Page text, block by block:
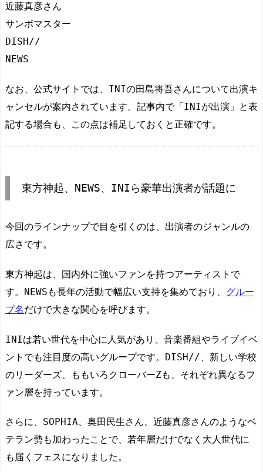
近藤真彦さん
サンボマスター
DISH//
NEWS
なお、公式サイトでは、INIの田島将吾さんについて出演キ
ャンセルが案内されています。記事内で「INIが出演」と表
記する場合も、この点は補足しておくと正確です。
東方神起、NEWS、INIら豪華出演者が話題に
今回のラインナップで目を引くのは、出演者のジャンルの
広さです。
東方神起は、国内外に強いファンを持つアーティストで
す。NEWSも長年の活動で幅広い支持を集めており、 グルー
プ名だけで大きな関心を呼びます。
INIは若い世代を中心に人気があり、音楽番組やライブイベ
ントでも注目度の高いグループです。DISH//、新しい学校
のリーダーズ、ももいろクローバーZも、それぞれ異なるフ
ァン層を持っています。
さらに、SOPHIA、奥田民生さん、近藤真彦さんのようなベ
テラン勢も加わったことで、若年層だけでなく大人世代に
も届くフェスになりました。